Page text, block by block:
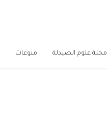
مجلة علوم الصيدلة منوعات